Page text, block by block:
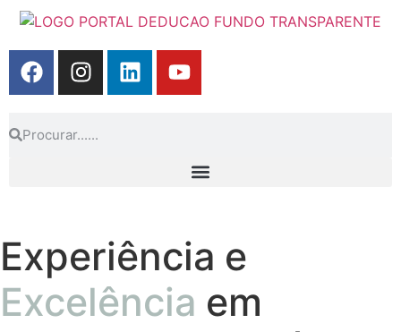
Experiência e
Excelência em